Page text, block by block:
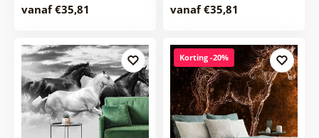
vanaf €35,81 vanaf €35,81
Korting -20%